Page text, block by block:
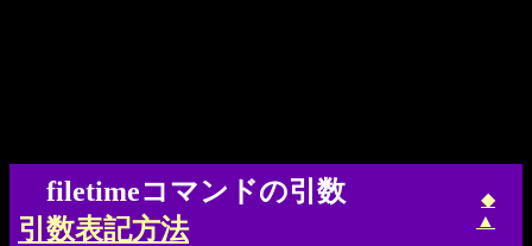
filetimeコマンドの引数
引数表記方法
◆
▲